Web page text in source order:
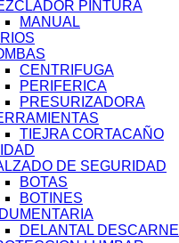
PINTURA
MANUAL
CENTRIFUGA
PERIFERICA
PRESURIZADORA
TIEJRA CORTACAÑO
DE SEGURIDAD
BOTAS
BOTINES
DELANTAL DESCARNE